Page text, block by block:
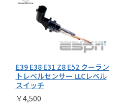
E39 E38 E31 Z8 E52 クーラン
トレベルセンサー LLCレベル
スイッチ
￥4,500